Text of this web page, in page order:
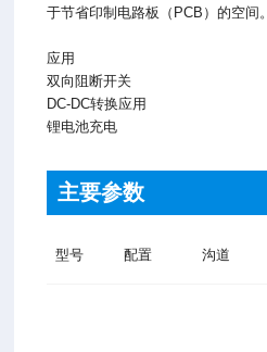
于节省印制电路板（PCB）的空间。
应用
双向阻断开关
DC-DC转换应用
锂电池充电
主要参数
型号 配置 沟道